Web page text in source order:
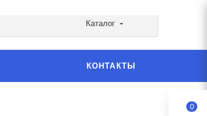
Каталог
КОНТАКТЫ
0